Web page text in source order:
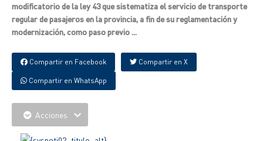
modificatorio de la ley 43 que sistematiza el servicio de transporte
regular de pasajeros en la provincia, a fin de su reglamentación y
modernización, como paso previo ...
Compartir en Facebook Compartir en X
Compartir en WhatsApp
Acciones